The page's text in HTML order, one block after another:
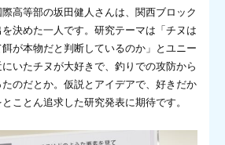
高等部の坂田健人さんは、関西ブロック
決めた一人です。研究テーマは「チヌは
が本物だと判断しているのか」とユニー
いたチヌが大好きで、釣りでの攻防から
のだとか。仮説とアイデアで、好きだか
ことん追求した研究発表に期待です。